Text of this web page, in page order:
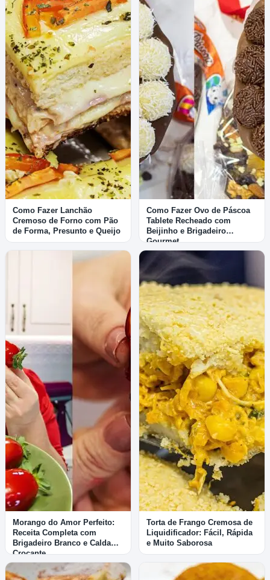
Como Fazer Lanchão
Cremoso de Forno com Pão
de Forma, Presunto e Queijo
Como Fazer Ovo de Páscoa
Tablete Recheado com
Beijinho e Brigadeiro
Gourmet
Morango do Amor Perfeito:
Receita Completa com
Brigadeiro Branco e Calda
Crocante
Torta de Frango Cremosa de
Liquidificador: Fácil, Rápida
e Muito Saborosa